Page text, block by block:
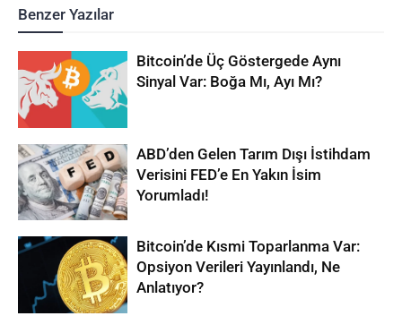
Benzer Yazılar
Bitcoin’de Üç Göstergede Aynı
Sinyal Var: Boğa Mı, Ayı Mı?
ABD’den Gelen Tarım Dışı İstihdam
Verisini FED’e En Yakın İsim
Yorumladı!
Bitcoin’de Kısmi Toparlanma Var:
Opsiyon Verileri Yayınlandı, Ne
Anlatıyor?